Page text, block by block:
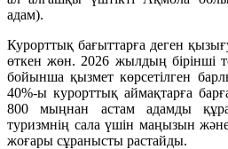
адам).
Курорттық бағыттарға деген
өткен жөн. 2026 жылдың бірінші
бойынша қызмет көрсетілген
40%-ы курорттық аймақтарға
800 мыңнан астам адамды
туризмнің сала үшін маңызын
жоғары сұранысты растайды.